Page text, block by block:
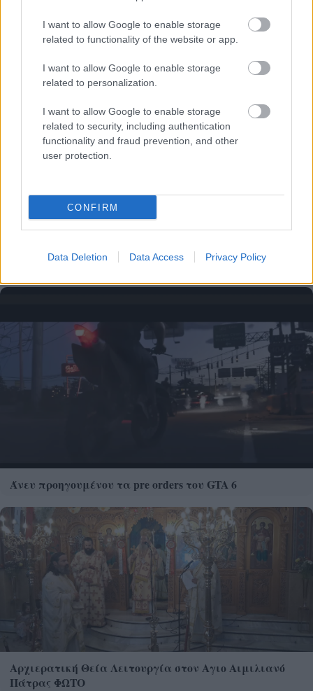
I want to allow Google to enable storage
related to functionality of the website or app.
I want to allow Google to enable storage
related to personalization.
I want to allow Google to enable storage
related to security, including authentication
functionality and fraud prevention, and other
user protection.
CONFIRM
Data Deletion Data Access Privacy Policy
Το άθλημα της μακροζωίας: Χαρίζει έως και 5
επιπλέον χρόνια ζωής
Άνευ προηγουμένου τα pre orders του GTA 6
Αρχιερατική Θεία Λειτουργία στον Αγιο Αιμιλιανό
Πάτρας ΦΩΤΟ